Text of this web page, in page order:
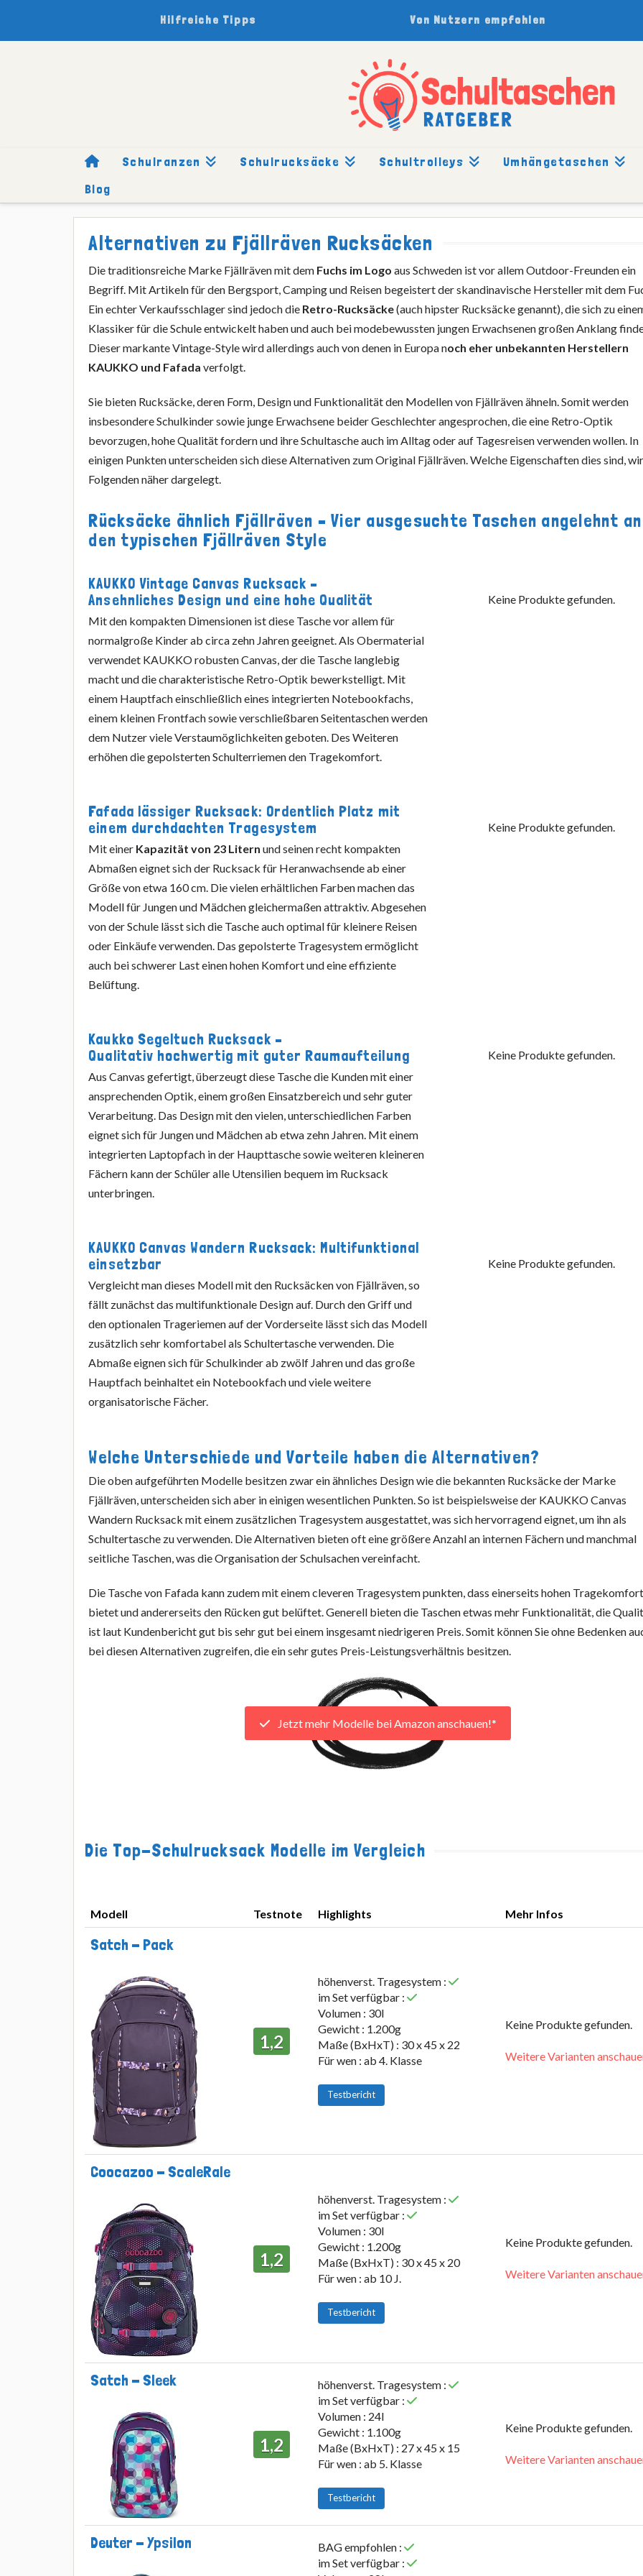
Hilfreiche Tipps Von Nutzern empfohlen
Schulranzen Schulrucksäcke Schultrolleys
Umhängetaschen
Blog
HOMESCHULRUCKSÄCKE
Alternativen zu Fjällräven Rucksäcken
Die traditionsreiche Marke Fjällräven mit dem Fuchs im Logo aus Schweden ist vor allem Outdoor-Freunden ein
Begriff. Mit Artikeln für den Bergsport, Camping und Reisen begeistert der skandinavische Hersteller mit dem
Ein echter Verkaufsschlager sind jedoch die Retro-Rucksäcke(auch hipster Rucksäcke genannt), die sich zu
Klassiker für die Schule entwickelt haben und auch bei modebewussten jungen Erwachsenen großen Anklang
Dieser markante Vintage-Style wird allerdings auch von denen in Europa noch eher unbekannten Herstellern
KAUKKO und Fafada verfolgt.
Sie bieten Rucksäcke, deren Form, Design und Funktionalität den Modellen von Fjällräven ähneln. Somit werden
insbesondere Schulkinder sowie junge Erwachsene beider Geschlechter angesprochen, die eine Retro-Optik
bevorzugen, hohe Qualität fordern und ihre Schultasche auch im Alltag oder auf Tagesreisen verwenden wollen. In
einigen Punkten unterscheiden sich diese Alternativen zum Original Fjällräven. Welche Eigenschaften dies sind,
Folgenden näher dargelegt.
Rücksäcke ähnlich Fjällräven – Vier ausgesuchte Taschen angelehnt an
den typischen Fjällräven Style
KAUKKO Vintage Canvas Rucksack –
Ansehnliches Design und eine hohe Qualität
Mit den kompakten Dimensionen ist diese Tasche vor allem für
normalgroße Kinder ab circa zehn Jahren geeignet. Als Obermaterial
verwendet KAUKKO robusten Canvas, der die Tasche langlebig
macht und die charakteristische Retro-Optik bewerkstelligt. Mit
einem Hauptfach einschließlich eines integrierten Notebookfachs,
einem kleinen Frontfach sowie verschließbaren Seitentaschen werden
dem Nutzer viele Verstaumöglichkeiten geboten. Des Weiteren
erhöhen die gepolsterten Schulterriemen den Tragekomfort.
Keine Produkte gefunden.
Fafada lässiger Rucksack: Ordentlich Platz mit
einem durchdachten Tragesystem
Mit einer Kapazität von 23 Litern und seinen recht kompakten
Abmaßen eignet sich der Rucksack für Heranwachsende ab einer
Größe von etwa 160 cm. Die vielen erhältlichen Farben machen das
Modell für Jungen und Mädchen gleichermaßen attraktiv. Abgesehen
von der Schule lässt sich die Tasche auch optimal für kleinere Reisen
oder Einkäufe verwenden. Das gepolsterte Tragesystem ermöglicht
auch bei schwerer Last einen hohen Komfort und eine effiziente
Belüftung.
Keine Produkte gefunden.
Kaukko Segeltuch Rucksack –
Qualitativ hochwertig mit guter Raumaufteilung
Aus Canvas gefertigt, überzeugt diese Tasche die Kunden mit einer
ansprechenden Optik, einem großen Einsatzbereich und sehr guter
Verarbeitung. Das Design mit den vielen, unterschiedlichen Farben
eignet sich für Jungen und Mädchen ab etwa zehn Jahren. Mit einem
integrierten Laptopfach in der Haupttasche sowie weiteren kleineren
Fächern kann der Schüler alle Utensilien bequem im Rucksack
unterbringen.
Keine Produkte gefunden.
KAUKKO Canvas Wandern Rucksack: Multifunktional
einsetzbar
Vergleicht man dieses Modell mit den Rucksäcken von Fjällräven, so
fällt zunächst das multifunktionale Design auf. Durch den Griff und
den optionalen Trageriemen auf der Vorderseite lässt sich das Modell
zusätzlich sehr komfortabel als Schultertasche verwenden. Die
Abmaße eignen sich für Schulkinder ab zwölf Jahren und das große
Hauptfach beinhaltet ein Notebookfach und viele weitere
organisatorische Fächer.
Keine Produkte gefunden.
Welche Unterschiede und Vorteile haben die Alternativen?
Die oben aufgeführten Modelle besitzen zwar ein ähnliches Design wie die bekannten Rucksäcke der Marke
Fjällräven, unterscheiden sich aber in einigen wesentlichen Punkten. So ist beispielsweise der KAUKKO Canvas
Wandern Rucksack mit einem zusätzlichen Tragesystem ausgestattet, was sich hervorragend eignet, um ihn als
Schultertasche zu verwenden. Die Alternativen bieten oft eine größere Anzahl an internen Fächern und manchmal
seitliche Taschen, was die Organisation der Schulsachen vereinfacht.
Die Tasche von Fafada kann zudem mit einem cleveren Tragesystem punkten, dass einerseits hohen
bietet und andererseits den Rücken gut belüftet. Generell bieten die Taschen etwas mehr Funktionalität, die
ist laut Kundenbericht gut bis sehr gut bei einem insgesamt niedrigeren Preis. Somit können Sie ohne Bedenken
bei diesen Alternativen zugreifen, die ein sehr gutes Preis-Leistungsverhältnis besitzen.
Jetzt mehr Modelle bei Amazon anschauen!*
Die Top-Schulrucksack Modelle im Vergleich
Modell Testnote Highlights
Mehr Infos
Satch - Pack
1,2
höhenverst. Tragesystem :
im Set verfügbar :
Volumen : 30l
Gewicht : 1.200g
Maße (BxHxT) : 30 x 45 x 22
Für wen : ab 4. Klasse
Testbericht
Keine Produkte gefunden.
Weitere Varianten
Coocazoo - ScaleRale
1,2
höhenverst. Tragesystem :
im Set verfügbar :
Volumen : 30l
Gewicht : 1.200g
Maße (BxHxT) : 30 x 45 x 20
Für wen : ab 10 J.
Testbericht
Keine Produkte gefunden.
Weitere Varianten
Satch - Sleek
1,2
höhenverst. Tragesystem :
im Set verfügbar :
Volumen : 24l
Gewicht : 1.100g
Maße (BxHxT) : 27 x 45 x 15
Für wen : ab 5. Klasse
Testbericht
Keine Produkte gefunden.
Weitere Varianten
Deuter - Ypsilon
BAG empfohlen :
im Set verfügbar :